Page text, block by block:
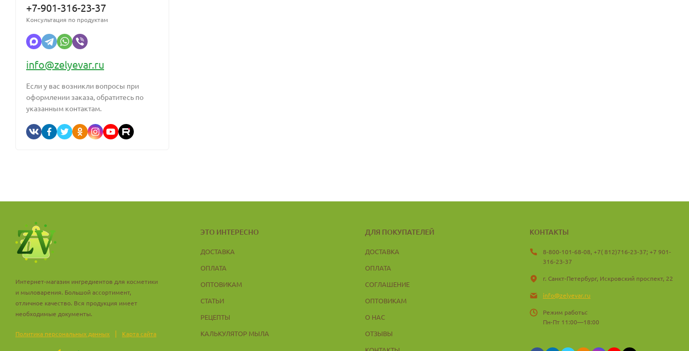
+7-901-316-23-37
Консультация по продуктам
info@zelyevar.ru
Если у вас возникли вопросы при
оформлении заказа, обратитесь по
указанным контактам.
Интернет-магазин ингредиентов для косметики
и мыловарения. Большой ассортимент,
отличное качество. Вся продукция имеет
необходимые документы.
Политика персональных данных | Карта сайта
ЭТО ИНТЕРЕСНО
ДОСТАВКА
ОПЛАТА
ОПТОВИКАМ
СТАТЬИ
РЕЦЕПТЫ
КАЛЬКУЛЯТОР МЫЛА
ДЛЯ ПОКУПАТЕЛЕЙ
ДОСТАВКА
ОПЛАТА
СОГЛАШЕНИЕ
ОПТОВИКАМ
О НАС
ОТЗЫВЫ
КОНТАКТЫ
8-800-101-68-08, +7( 812)716-23-37; +7 901-
316-23-37
г. Санкт-Петербург, Искровский проспект, 22
info@zelyevar.ru
Режим работы:
Пн-Пт 11:00—18:00